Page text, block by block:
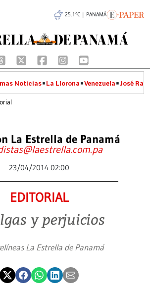
25.1°C | PANAMÁ
Noticias La Llorona Venezuela José
La Estrella de Panamá
23/04/2014 02:00
EDITORIAL
y perjuicios
La Estrella de Panamá